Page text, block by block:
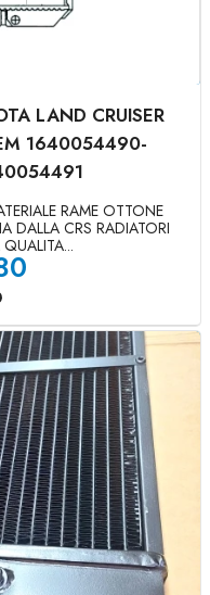
LAND CRUISER
1640054490-
RAME OTTONE
DALLA CRS RADIATORI